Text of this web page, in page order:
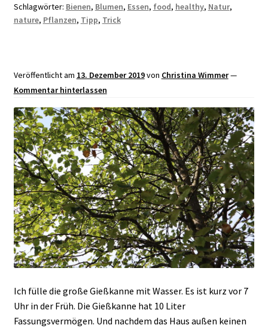
Schlagwörter: Bienen, Blumen, Essen, food, healthy, Natur,
nature, Pflanzen, Tipp, Trick
Veröffentlicht am 13. Dezember 2019von Christina Wimmer—
Kommentar hinterlassen
Ich fülle die große Gießkanne mit Wasser. Es ist kurz vor 7
Uhr in der Früh. Die Gießkanne hat 10 Liter
Fassungsvermögen. Und nachdem das Haus außen keinen